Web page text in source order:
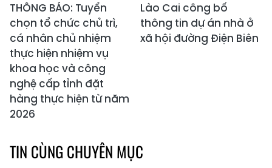
THÔNG BÁO: Tuyển
chọn tổ chức chủ trì,
cá nhân chủ nhiệm
thực hiện nhiệm vụ
khoa học và công
nghệ cấp tỉnh đặt
hàng thực hiện từ năm
2026
Lào Cai công bố
thông tin dự án nhà ở
xã hội đường Điện Biên
TIN CÙNG CHUYÊN MỤC